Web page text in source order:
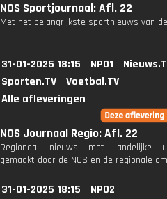
NOS Sportjournaal: Afl. 22
Met het belangrijkste sportnieuws van
31-01-2025 18:15 NPO1
Sporten.TV
Voetbal.TV
Alle afleveringen
NOS Journaal Regio: Afl. 22
Regionaal nieuws met landelijke
gemaakt door de NOS en de regionale
31-01-2025 18:15
NPO2